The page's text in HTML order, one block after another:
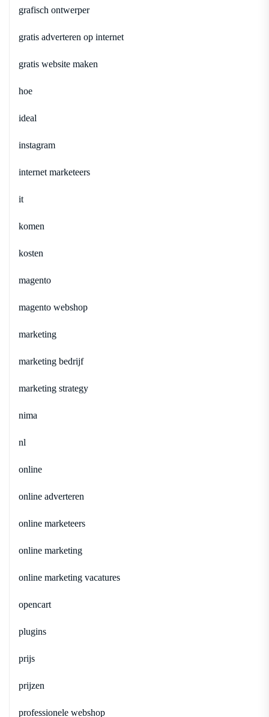
grafisch ontwerper
gratis adverteren op internet
gratis website maken
hoe
ideal
instagram
internet marketeers
it
komen
kosten
magento
magento webshop
marketing
marketing bedrijf
marketing strategy
nima
nl
online
online adverteren
online marketeers
online marketing
online marketing vacatures
opencart
plugins
prijs
prijzen
professionele webshop